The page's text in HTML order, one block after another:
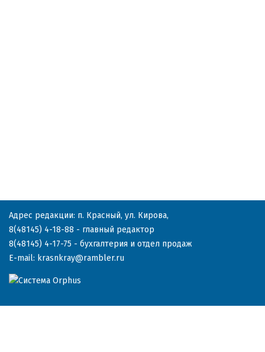
Адрес редакции: п. Красный, ул. Кирова,
8(48145) 4-18-88 - главный редактор
8(48145) 4-17-75 - бухгалтерия и отдел продаж
E-mail: krasnkray@rambler.ru